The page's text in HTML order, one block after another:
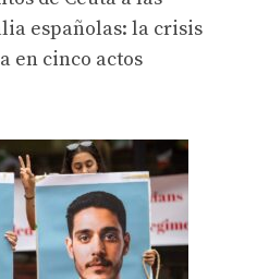
españolas: la crisis
en cinco actos